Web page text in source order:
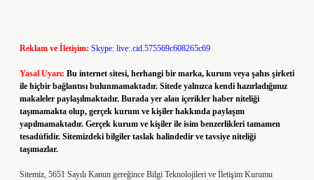
Reklam ve İletişim: Skype: live:.cid.575569c608265c69
Yasal Uyarı: Bu internet sitesi, herhangi bir marka, kurum veya şahıs şirketi
ile hiçbir bağlantısı bulunmamaktadır. Sitede yalnızca kendi hazırladığımız
makaleler paylaşılmaktadır. Burada yer alan içerikler haber niteliği
taşımamakta olup, gerçek kurum ve kişiler hakkında paylaşım
yapılmamaktadır. Gerçek kurum ve kişiler ile isim benzerlikleri tamamen
tesadüfidir. Sitemizdeki bilgiler taslak halindedir ve tavsiye niteliği
taşımazlar.
Sitemiz, 5651 Sayılı Kanun gereğince Bilgi Teknolojileri ve İletişim Kurumu